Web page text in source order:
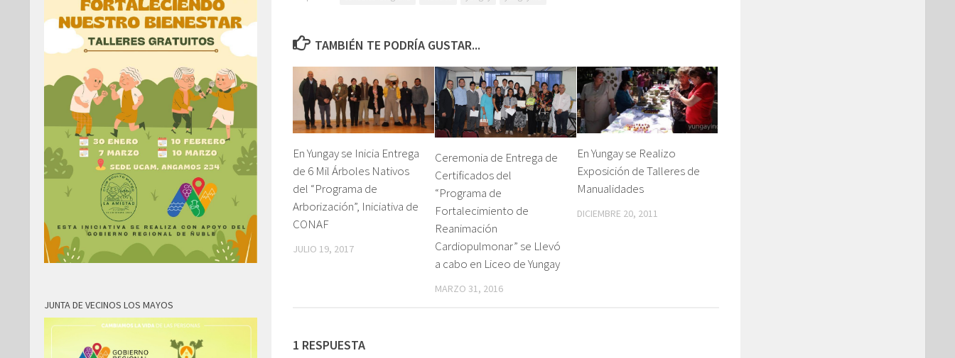
TAMBIÉN TE PODRÍA GUSTAR...
En Yungay se Inicia Entrega
de 6 Mil Árboles Nativos
del “Programa de
Arborización”, Iniciativa de
CONAF
JULIO 19, 2017
Ceremonia de Entrega de
Certificados del
“Programa de
Fortalecimiento de
Reanimación
Cardiopulmonar” se Llevó
a cabo en Liceo de Yungay
MARZO 31, 2016
En Yungay se Realizo
Exposición de Talleres de
Manualidades
DICIEMBRE 20, 2011
1 RESPUESTA
JUNTA DE VECINOS LOS MAYOS